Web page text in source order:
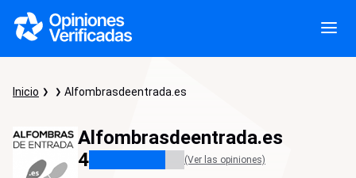
Inicio Alfombrasdeentrada.es
Alfombrasdeentrada.es
4
(Ver las opiniones)